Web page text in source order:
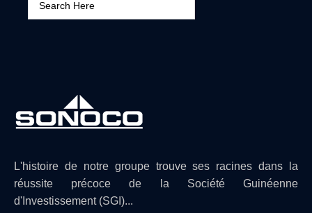
L'histoire de notre groupe trouve ses racines dans la
réussite précoce de la Société Guinéenne
d'Investissement (SGI)...